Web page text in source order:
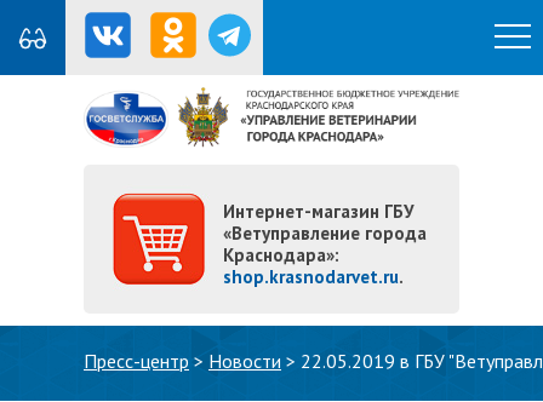
Интернет-магазин ГБУ
«Ветуправление города
Краснодара»:
shop.krasnodarvet.ru.
Пресс-центр > Новости > 22.05.2019 в ГБУ